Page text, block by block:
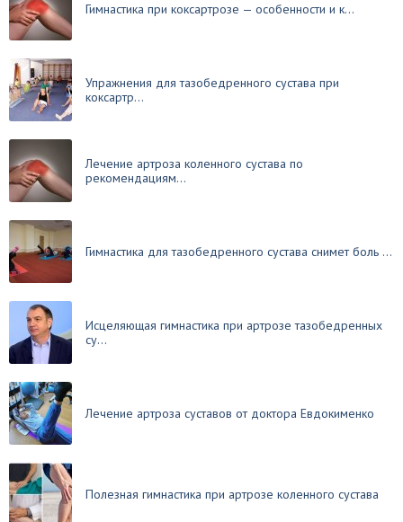
Гимнастика при коксартрозе — особенности и к...
Упражнения для тазобедренного сустава при
коксартр...
Лечение артроза коленного сустава по
рекомендациям...
Гимнастика для тазобедренного сустава снимет боль ...
Исцеляющая гимнастика при артрозе тазобедренных
су...
Лечение артроза суставов от доктора Евдокименко
Полезная гимнастика при артрозе коленного сустава